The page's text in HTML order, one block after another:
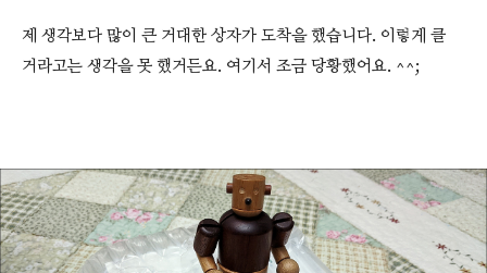
제 생각보다 많이 큰 거대한 상자가 도착을 했습니다. 이렇게 클
거라고는 생각을 못 했거든요. 여기서 조금 당황했어요. ^^;